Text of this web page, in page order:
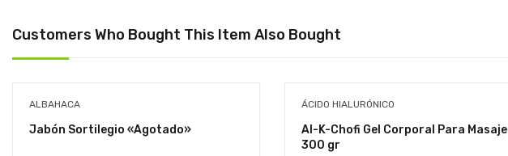
Customers Who Bought This Item Also Bought
ALBAHACA
Jabón Sortilegio «Agotado»
ÁCIDO HIALURÓNICO
Al-K-Chofi Gel Corporal Para Masaje
300 gr